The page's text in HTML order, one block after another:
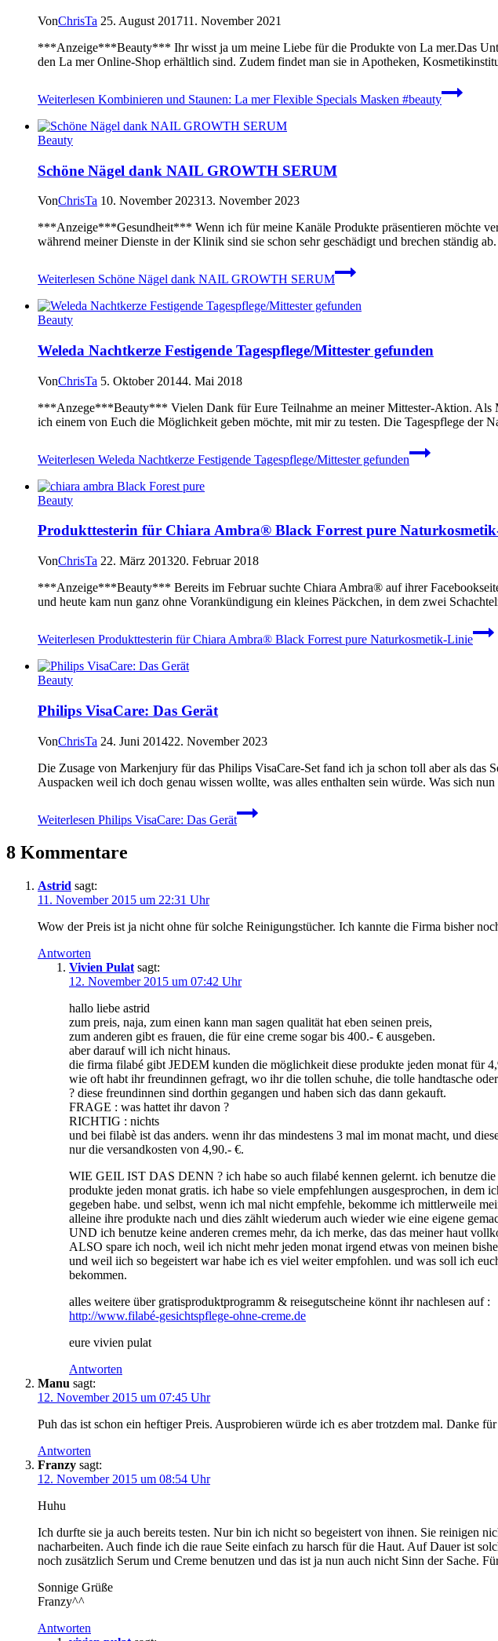
VonChrisTa 25. August 201711. November 2021
***Anzeige***Beauty*** Ihr wisst ja um meine Liebe für die Produkte von La mer.Das
den La mer Online-Shop erhältlich sind. Zudem findet man sie in Apotheken,
Weiterlesen Kombinieren und Staunen: La mer Flexible Specials Masken #beauty
Beauty
Schöne Nägel dank NAIL GROWTH SERUM
VonChrisTa 10. November 202313. November 2023
***Anzeige***Gesundheit*** Wenn ich für meine Kanäle Produkte präsentieren möchte
während meiner Dienste in der Klinik sind sie schon sehr geschädigt und brechen ständig
Weiterlesen Schöne Nägel dank NAIL GROWTH SERUM
Beauty
Weleda Nachtkerze Festigende Tagespflege/Mittester gefunden
VonChrisTa 5. Oktober 20144. Mai 2018
***Anzege***Beauty*** Vielen Dank für Eure Teilnahme an meiner Mittester-Aktion. Als
ich einem von Euch die Möglichkeit geben möchte, mit mir zu testen. Die Tagespflege der
Weiterlesen Weleda Nachtkerze Festigende Tagespflege/Mittester gefunden
Beauty
Produkttesterin für Chiara Ambra® Black Forrest pure
VonChrisTa 22. März 201320. Februar 2018
***Anzeige***Beauty*** Bereits im Februar suchte Chiara Ambra® auf ihrer
und heute kam nun ganz ohne Vorankündigung ein kleines Päckchen, in dem zwei
Weiterlesen Produkttesterin für Chiara Ambra® Black Forrest pure Naturkosmetik-Linie
Beauty
Philips VisaCare: Das Gerät
VonChrisTa 24. Juni 201422. November 2023
Die Zusage von Markenjury für das Philips VisaCare-Set fand ich ja schon toll aber als das
Auspacken weil ich doch genau wissen wollte, was alles enthalten sein würde. Was sich
Weiterlesen Philips VisaCare: Das Gerät
8 Kommentare
Astrid sagt:
11. November 2015 um 22:31 Uhr
Wow der Preis ist ja nicht ohne für solche Reinigungstücher. Ich kannte die Firma bisher
Antworten
Vivien Pulat sagt:
12. November 2015 um 07:42 Uhr
hallo liebe astrid
zum preis, naja, zum einen kann man sagen qualität hat eben seinen preis,
zum anderen gibt es frauen, die für eine creme sogar bis 400.- € ausgeben.
aber darauf will ich nicht hinaus.
die firma filabé gibt JEDEM kunden die möglichkeit diese produkte jeden monat für
wie oft habt ihr freundinnen gefragt, wo ihr die tollen schuhe, die tolle handtasche
? diese freundinnen sind dorthin gegangen und haben sich das dann gekauft.
FRAGE : was hattet ihr davon ?
RICHTIG : nichts
und bei filabè ist das anders. wenn ihr das mindestens 3 mal im monat macht, und
nur die versandkosten von 4,90.- €.
WIE GEIL IST DAS DENN ? ich habe so auch filabé kennen gelernt. ich benutze
produkte jeden monat gratis. ich habe so viele empfehlungen ausgesprochen, in dem
gegeben habe. und selbst, wenn ich mal nicht empfehle, bekomme ich mittlerweile
alleine ihre produkte nach und dies zählt wiederum auch wieder wie eine eigene
UND ich benutze keine anderen cremes mehr, da ich merke, das das meiner haut
ALSO spare ich noch, weil ich nicht mehr jeden monat irgend etwas von meinen
und weil iich so begeistert war habe ich es viel weiter empfohlen. und was soll ich
bekommen.
alles weitere über gratisproduktprogramm & reisegutscheine könnt ihr nachlesen auf :
http://www.filabé-gesichtspflege-ohne-creme.de
eure vivien pulat
Antworten
Manu sagt:
12. November 2015 um 07:45 Uhr
Puh das ist schon ein heftiger Preis. Ausprobieren würde ich es aber trotzdem mal. Danke
Antworten
Franzy sagt:
12. November 2015 um 08:54 Uhr
Huhu
Ich durfte sie ja auch bereits testen. Nur bin ich nicht so begeistert von ihnen. Sie reinigen
nacharbeiten. Auch finde ich die raue Seite einfach zu harsch für die Haut. Auf Dauer ist
noch zusätzlich Serum und Creme benutzen und das ist ja nun auch nicht Sinn der Sache.
Sonnige Grüße
Franzy^^
Antworten